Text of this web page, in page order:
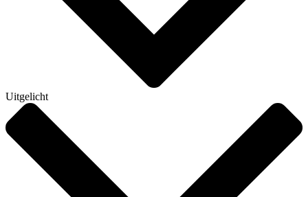
Uitgelicht